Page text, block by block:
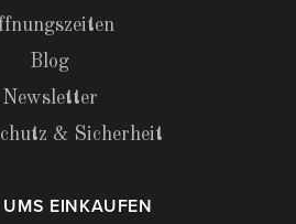
Blog
Newsletter
& Sicherheit
EINKAUFEN